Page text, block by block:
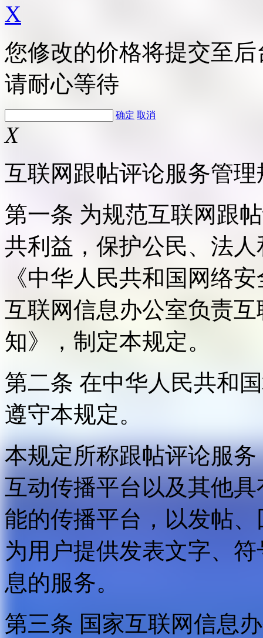
X
您修改的价格将提交至
请耐心等待
确定 取消
X
互联网跟帖评论服务管理
第一条 为规范互联网跟
共利益，保护公民、法
《中华人民共和国网络
互联网信息办公室负责
知》，制定本规定。
第二条 在中华人民共和
遵守本规定。
本规定所称跟帖评论服
互动传播平台以及其他
能的传播平台，以发帖
为用户提供发表文字、
息的服务。
第三条 国家互联网信息